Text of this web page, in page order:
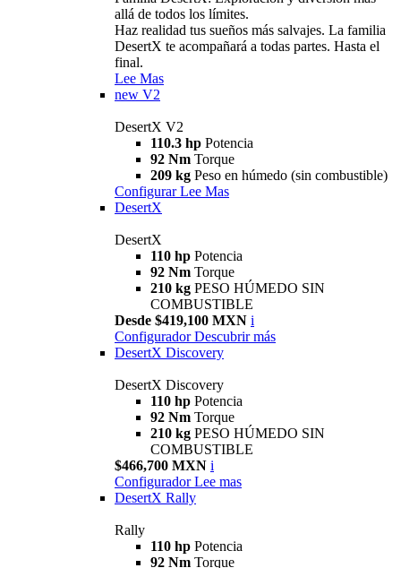
allá de todos los límites.
Haz realidad tus sueños más salvajes. La familia
DesertX te acompañará a todas partes. Hasta el
final.
Lee Mas
new V2
DesertX V2
110.3 hp Potencia
92 Nm Torque
209 kg Peso en húmedo (sin combustible)
Configurar Lee Mas
DesertX
DesertX
110 hp Potencia
92 Nm Torque
210 kg PESO HÚMEDO SIN
COMBUSTIBLE
Desde $419,100 MXN i
Configurador Descubrir más
DesertX Discovery
DesertX Discovery
110 hp Potencia
92 Nm Torque
210 kg PESO HÚMEDO SIN
COMBUSTIBLE
$466,700 MXN i
Configurador Lee mas
DesertX Rally
Rally
110 hp Potencia
92 Nm Torque